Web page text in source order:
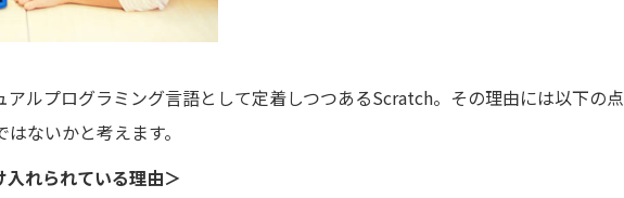
アルプログラミング言語として定着しつつあるScratch。その理由には以下の点
ないかと考えます。
れられている理由＞